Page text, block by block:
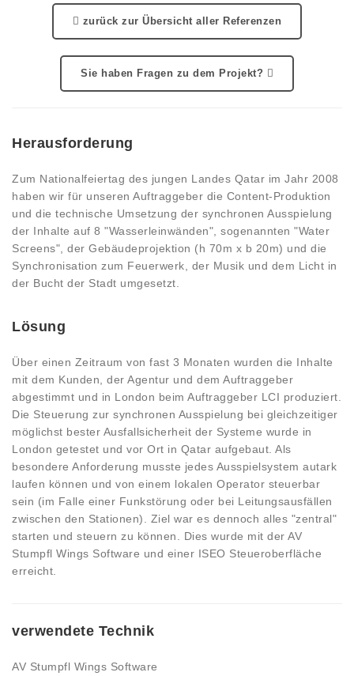
zurück zur Übersicht aller Referenzen
Sie haben Fragen zu dem Projekt?
Herausforderung
Zum Nationalfeiertag des jungen Landes Qatar im Jahr 2008
haben wir für unseren Auftraggeber die Content-Produktion
und die technische Umsetzung der synchronen Ausspielung
der Inhalte auf 8 "Wasserleinwänden", sogenannten "Water
Screens", der Gebäudeprojektion (h 70m x b 20m) und die
Synchronisation zum Feuerwerk, der Musik und dem Licht in
der Bucht der Stadt umgesetzt.
Lösung
Über einen Zeitraum von fast 3 Monaten wurden die Inhalte
mit dem Kunden, der Agentur und dem Auftraggeber
abgestimmt und in London beim Auftraggeber LCI produziert.
Die Steuerung zur synchronen Ausspielung bei gleichzeitiger
möglichst bester Ausfallsicherheit der Systeme wurde in
London getestet und vor Ort in Qatar aufgebaut. Als
besondere Anforderung musste jedes Ausspielsystem autark
laufen können und von einem lokalen Operator steuerbar
sein (im Falle einer Funkstörung oder bei Leitungsausfällen
zwischen den Stationen). Ziel war es dennoch alles "zentral"
starten und steuern zu können. Dies wurde mit der AV
Stumpfl Wings Software und einer ISEO Steueroberfläche
erreicht.
verwendete Technik
AV Stumpfl Wings Software